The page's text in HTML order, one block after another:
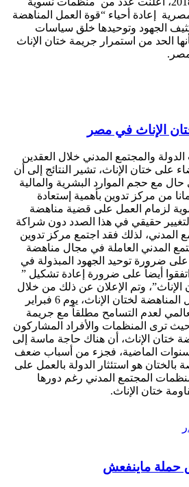
إعادة أحياء “قوة العمل المناهضة
الجهود وتوحيدها خلق سياسات
الحد من استمرار جريمة ختان الإناث
مصر.
الإناث في مصر
والمجتمع المدني خلال العقدين
على ختان الإناث، تشير النتائج إلى أن
حال مع حجم الموارد البشرية والمالية
من مركز تدوين بأهمية إستعادة
لزمام العمل على قضية مناهضة
لتغيير حقيقي في هذا الصدد دون شراكة
المدني، لذلك فقد اجتمع مركز تدوين
المدني العاملة في مجال مناهضة
على ضرورة توحيد الجهود المبذولة في
أيضاً على ضرورة إعادة تشكيل ”
الإناث”، وتم الإعلان عن ذلك من خلال
مؤتمر تأسيسي لقوة العمل المناهضة لختان الإناث، يوم 6 فبراير
العالمي لعدم التسامح مطلقاً مع جريمة
حيث ترى المنظمات والأفراد المشاركون
ختان الإناث، أن هناك حاجة ماسة إلى
الماضية، فجزء من أسباب ضعف
بالختان هو استئثار الدولة بالعمل على
المجتمع المدني رغم دورها
ختان الإناث.
حملة ماينفعش